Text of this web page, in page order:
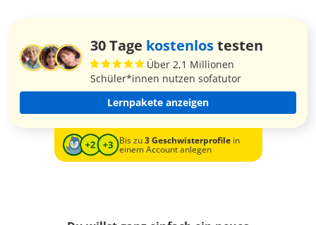
30 Tage kostenlostesten
Über 2,1 Millionen
Schüler*innen nutzen sofatutor
Lernpakete anzeigen
Bis zu3 Geschwisterprofilein
einem Account anlegen